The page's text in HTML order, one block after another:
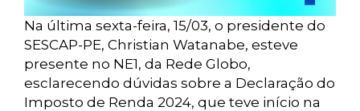
Na última sexta-feira, 15/03, o presidente do
SESCAP-PE, Christian Watanabe, esteve
presente no NE1, da Rede Globo,
esclarecendo dúvidas sobre a Declaração do
Imposto de Renda 2024, que teve início na